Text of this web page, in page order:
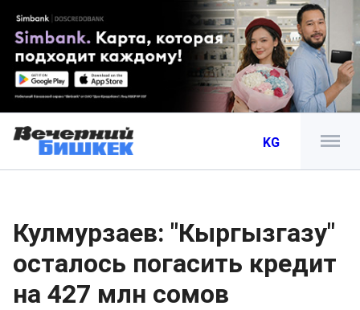
KG
Кулмурзаев: "Кыргызгазу"
осталось погасить кредит
на 427 млн сомов